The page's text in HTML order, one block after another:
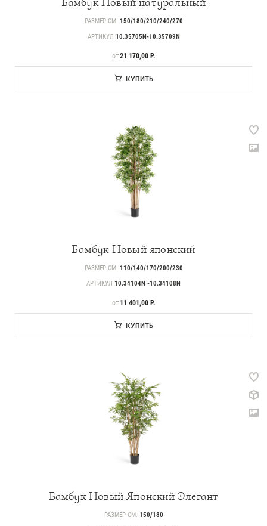
РАЗМЕР СМ. 150/180/210/240/270
АРТИКУЛ 10.35705N-10.35709N
ЦЕНА
ОТ21 170,00 Р.
КУПИТЬ
Бамбук Новый японский
РАЗМЕР СМ. 110/140/170/200/230
АРТИКУЛ 10.34104N -10.34108N
ЦЕНА
ОТ 11 401,00 Р.
КУПИТЬ
Бамбук Новый Японский Элегант
РАЗМЕР СМ. 150/180